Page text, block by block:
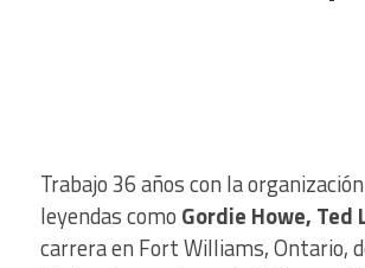
Trabajo 36 años con la
leyendas como Gordie Howe,
carrera en Fort Williams, Ontario,